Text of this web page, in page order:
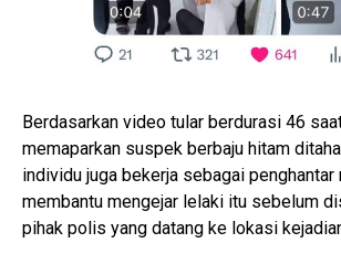
Berdasarkan video tular berdurasi 46
memaparkan suspek berbaju hitam
individu juga bekerja sebagai penghantar
membantu mengejar lelaki itu sebelum
pihak polis yang datang ke lokasi